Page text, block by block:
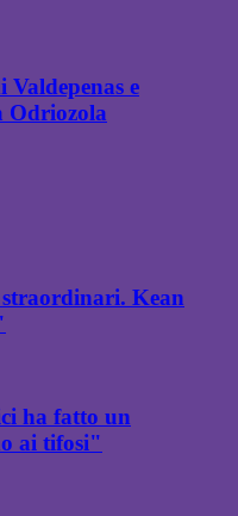
e
Odriozola
Kean
ha fatto un
ai tifosi"